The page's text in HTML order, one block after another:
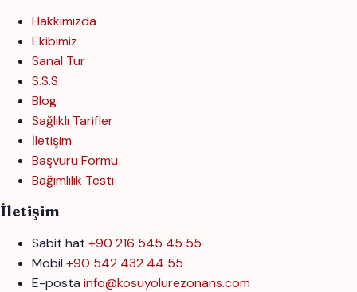
Hakkımızda
Ekibimiz
Sanal Tur
S.S.S
Blog
Sağlıklı Tarifler
İletişim
Başvuru Formu
Bağımlılık Testi
İletişim
Sabit hat +90 216 545 45 55
Mobil +90 542 432 44 55
E-posta info@kosuyolurezonans.com